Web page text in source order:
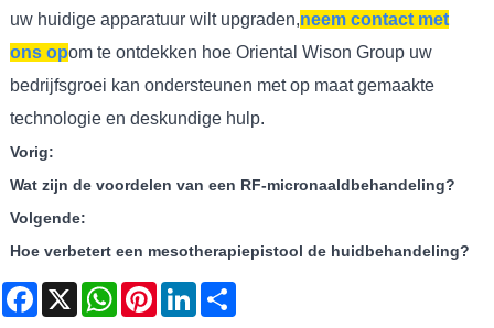
uw huidige apparatuur wilt upgraden,neem contact met
ons opom te ontdekken hoe Oriental Wison Group uw
bedrijfsgroei kan ondersteunen met op maat gemaakte
technologie en deskundige hulp.
Vorig:
Wat zijn de voordelen van een RF-micronaaldbehandeling?
Volgende:
Hoe verbetert een mesotherapiepistool de huidbehandeling?
Facebook
X WhatsAppPinterestLinkedIn